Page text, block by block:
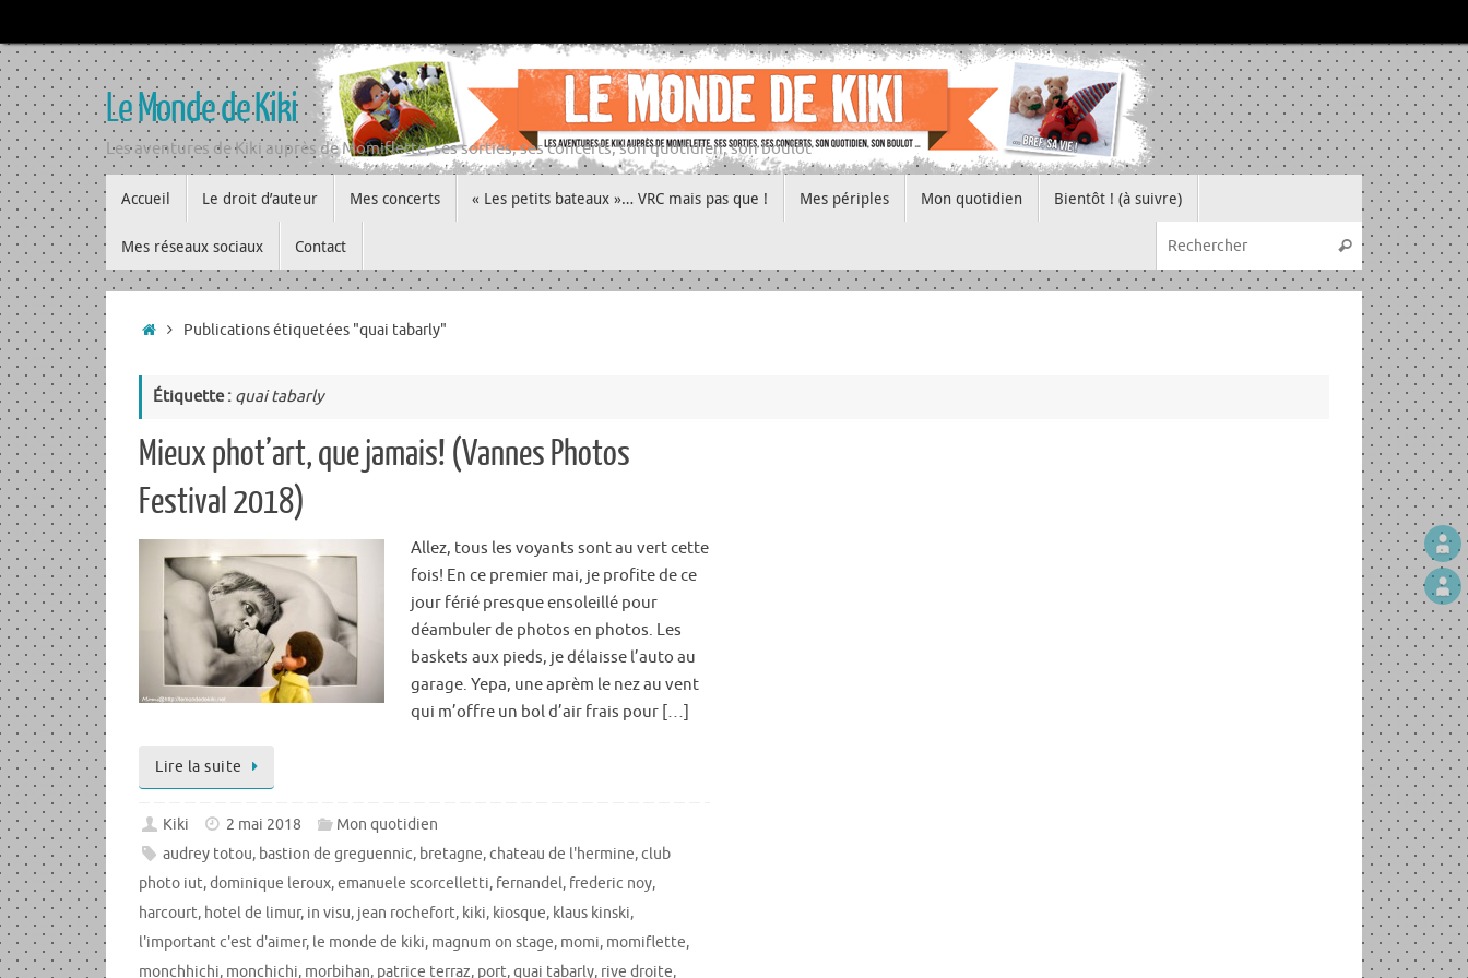
au
contenu
Le Monde de Kiki
Les aventures de Kiki auprès de Momiflette, ses sorties, ses concerts, son quotidien, son boulot
au
contenu
Accueil Le droit d’auteur Mes concerts « Les petits bateaux »… VRC mais pas que ! Mes périples Mon quotidien Bientôt ! (à suivre)
Mes réseaux sociaux Contact
Recherche
Rechercher
Accueil
Publications étiquetées "quai tabarly"
Étiquette : quai tabarly
Mieux phot’art, que jamais! (Vannes Photos
Festival 2018)
Allez, tous les voyants sont au vert cette
fois! En ce premier mai, je profite de ce
jour férié presque ensoleillé pour
déambuler de photos en photos. Les
baskets aux pieds, je délaisse l’auto au
garage. Yepa, une aprèm le nez au vent
qui m’offre un bol d’air frais pour […]
Lire la suite
Kiki 2 mai 2018
Mon quotidien
audrey totou, bastion de greguennic, bretagne,chateau de l'hermine,club
photo iut,dominique leroux,emanuele scorcelletti, fernandel, frederic noy,
harcourt, hotel de limur, in visu, jean rochefort, kiki, kiosque, klaus kinski,
l'important c'est d'aimer, le monde de kiki, magnum on stage, momi, momiflette,
monchhichi, monchichi, morbihan, patrice terraz, port,quai tabarly, rive droite,